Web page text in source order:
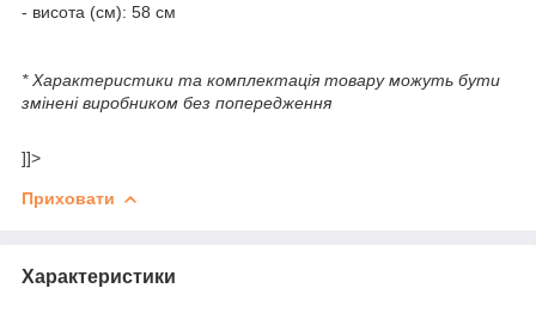
- висота (см): 58 см
* Характеристики та комплектація товару можуть бути
змінені виробником без попередження
]]>
Приховати
Характеристики